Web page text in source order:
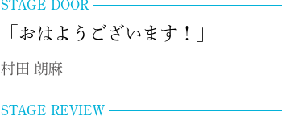
STAGE DOOR
「おはようございます！」
村田 朗麻
STAGE REVIEW